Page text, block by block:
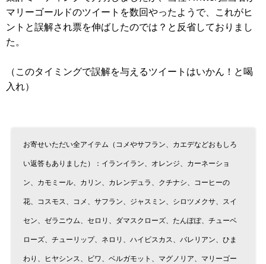
マリーゴールドのツイートを数回やったようで、これがヒ
ントと誤解され票を伸ばしたのでは？と反省しておりまし
た。
（このタイミングで誤解を与えるツイートはいかん！と喝
入れ）
お寄せいただい全アイテム（コメやサフラン、カエデなどおもしろ
い返答もありました）：イランイラン、オレンジ、カーネーショ
ン、カモミール、カリン、カレンデュラ、クチナシ、コーヒーの
花、コスモス、コメ、サフラン、ジャスミン、シロツメクサ、スイ
セン、ゼラニウム、セロリ、ダマスクローズ、たんぽぽ、チューベ
ローズ、チューリップ、ネロリ、ハイビスカス、バレリアン、ひま
わり、ヒヤシンス、ビワ、ベルガモット、マグノリア、マリーゴー